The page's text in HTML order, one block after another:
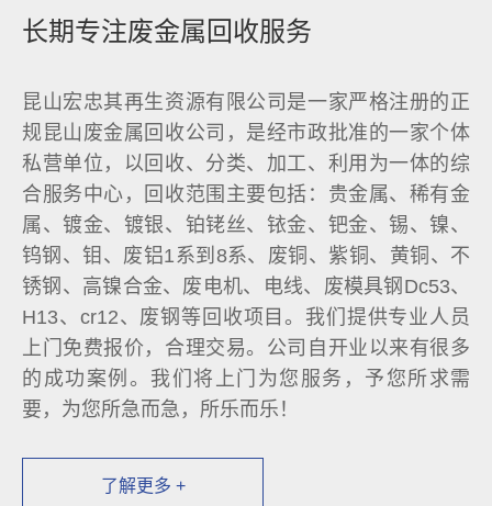
长期专注废金属回收服务
昆山宏忠其再生资源有限公司是一家严格注册的正
规昆山废金属回收公司，是经市政批准的一家个体
私营单位，以回收、分类、加工、利用为一体的综
合服务中心，回收范围主要包括：贵金属、稀有金
属、镀金、镀银、铂铑丝、铱金、钯金、锡、镍、
钨钢、钼、废铝1系到8系、废铜、紫铜、黄铜、不
锈钢、高镍合金、废电机、电线、废模具钢Dc53、
H13、cr12、废钢等回收项目。我们提供专业人员
上门免费报价，合理交易。公司自开业以来有很多
的成功案例。我们将上门为您服务，予您所求需
要，为您所急而急，所乐而乐！
了解更多 +